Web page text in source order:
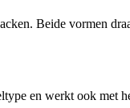
Beide vormen
en werkt ook met